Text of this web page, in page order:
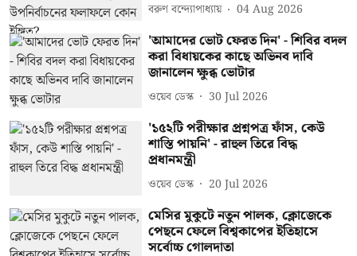
বরুণ বন্দ্যোপাধ্যায় 04 Aug 2026
'আমাদের ভোট ফেরত দিন' - শিবির বদল
করা বিধায়কের কাছে অভিনব দাবি
জানালেন ক্ষুব্ধ ভোটার
ওয়েব ডেস্ক 30 Jul 2026
'১৫২টি পরীক্ষার প্রশ্নপত্র ফাঁস, কেউ
শাস্তি পায়নি' - রাহুল তিরে বিদ্ধ
প্রধানমন্ত্রী
ওয়েব ডেস্ক 20 Jul 2026
মেসির মুকুটে নতুন পালক, ক্লোজেকে
পেছনে ফেলে বিশ্বকাপের ইতিহাসে
সর্বোচ্চ গোলদাতা